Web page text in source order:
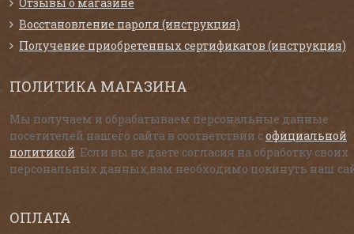
Восстановление пароля (инструкция)
Получение приобретенных сертификатов (инструкция)
ПОЛИТИКА МАГАЗИНА
Мы получаем и обрабатываем персональные данные
посетителей нашего сайта в соответствии софициальной
политикой . Если вы не даете согласия на обработку своих
персональных данных,вам необходимо покинуть наш
ОПЛАТА